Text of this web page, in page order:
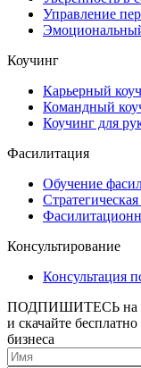
Управление
Коучинг
Карьерный
Командный
Коучинг для
Фасилитация
Обучение
Стратегическая
Консультирование
Консультация
ПОДПИШИТЕСЬ на
и скачайте
бизнеса